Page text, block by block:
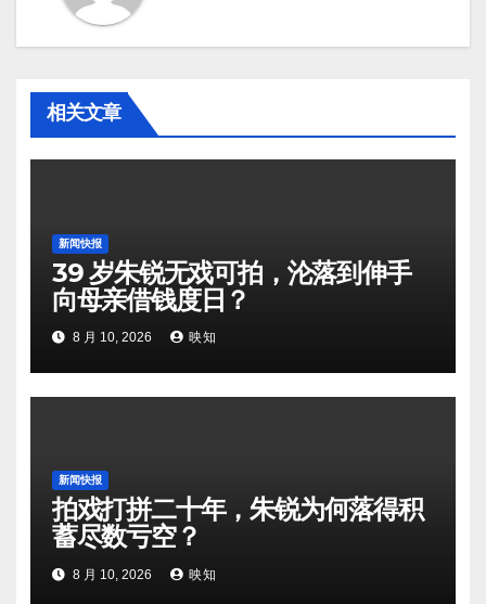
相关文章
新闻快报
39 岁朱锐无戏可拍，沦落到伸手
向母亲借钱度日？
8 月 10, 2026 映知
新闻快报
拍戏打拼二十年，朱锐为何落得积
蓄尽数亏空？
8 月 10, 2026 映知